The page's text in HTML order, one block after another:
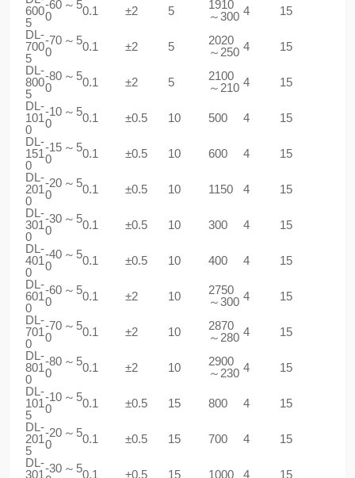
600
5
-60～5
0
0.1 ±2 5
1910
～300 4
15
DL-
700
5
-70～5
0
0.1 ±2 5
2020
～250 4
15
DL-
800
5
-80～5
0
0.1 ±2 5
2100
～210 4
15
DL-
101
0
-10～5
0
0.1 ±0.5 10 500 4
15
DL-
151
0
-15～5
0
0.1 ±0.5 10 600 4
15
DL-
201
0
-20～5
0
0.1 ±0.5 10 1150 4
15
DL-
301
0
-30～5
0
0.1 ±0.5 10 300 4
15
DL-
401
0
-40～5
0
0.1 ±0.5 10 400 4
15
DL-
601
0
-60～5
0
0.1 ±2 10
2750
～300 4
15
DL-
701
0
-70～5
0
0.1 ±2 10
2870
～280 4
15
DL-
801
0
-80～5
0
0.1 ±2 10
2900
～230 4
15
DL-
101
5
-10～5
0
0.1 ±0.5 15 800 4
15
DL-
201
5
-20～5
0
0.1 ±0.5 15 700 4
15
DL-
301-30～50.1 ±0.5 15 1000 4
15